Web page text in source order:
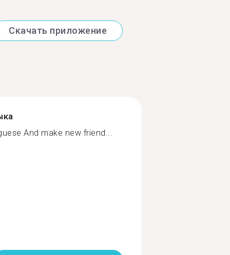
Скачать приложение
And make new friend...